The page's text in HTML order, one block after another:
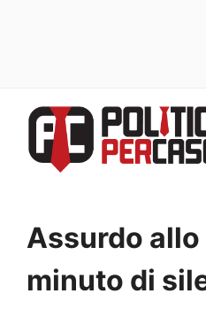
contenuto
Assurdo
minuto di